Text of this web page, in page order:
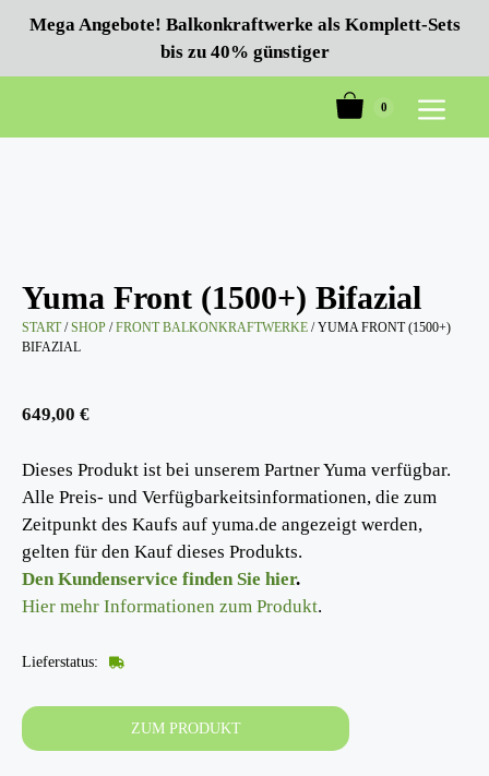
Mega Angebote! Balkonkraftwerke als Komplett-Sets
bis zu 40% günstiger
0
Menü
Yuma Front (1500+) Bifazial
START/SHOP /FRONT BALKONKRAFTWERKE / YUMA FRONT (1500+)
BIFAZIAL
649,00 €
Dieses Produkt ist bei unserem Partner Yuma verfügbar.
Alle Preis- und Verfügbarkeitsinformationen, die zum
Zeitpunkt des Kaufs auf yuma.de angezeigt werden,
gelten für den Kauf dieses Produkts.
Den Kundenservice finden Sie hier.
Hier mehr Informationen zum Produkt.
Lieferstatus:
ZUM PRODUKT